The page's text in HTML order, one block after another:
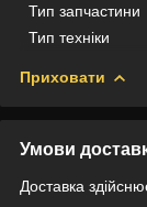
Тип запчастини
Тип техніки
Приховати
Умови
Доставка